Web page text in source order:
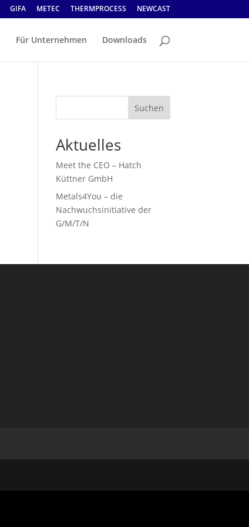
GIFA METEC THERMPROCESS NEWCAST
Für Unternehmen Downloads
Suchen
Aktuelles
Meet the CEO – Hatch
Küttner GmbH
Metals4You – die
Nachwuchsinitiative der
G/M/T/N